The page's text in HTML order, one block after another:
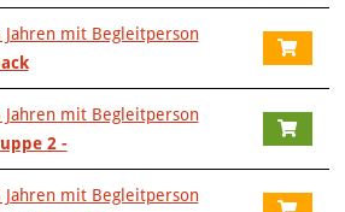
Jahren mit Begleitperson
Jahren mit Begleitperson
2 -
Jahren mit Begleitperson